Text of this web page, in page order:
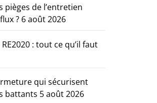
pièges de l’entretien
? 6 août 2026
: tout ce qu’il faut
qui sécurisent
battants 5 août 2026